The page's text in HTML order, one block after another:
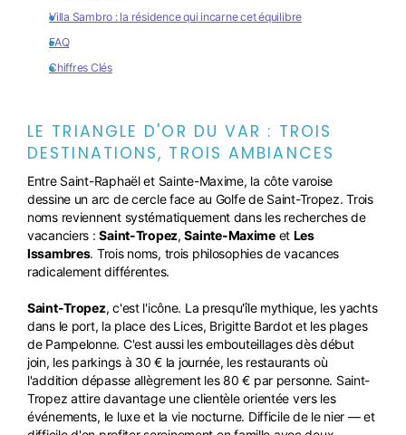
Villa Sambro : la résidence qui incarne cet équilibre
FAQ
Chiffres Clés
LE TRIANGLE D'OR DU VAR : TROIS
DESTINATIONS, TROIS AMBIANCES
Entre Saint-Raphaël et Sainte-Maxime, la côte varoise
dessine un arc de cercle face au Golfe de Saint-Tropez. Trois
noms reviennent systématiquement dans les recherches de
vacanciers :Saint-Tropez,Sainte-Maximeet Les
Issambres. Trois noms, trois philosophies de vacances
radicalement différentes.
Saint-Tropez, c'est l'icône. La presqu'île mythique, les yachts
dans le port, la place des Lices, Brigitte Bardot et les plages
de Pampelonne. C'est aussi les embouteillages dès début
join, les parkings à 30 € la journée, les restaurants où
l'addition dépasse allègrement les 80 € par personne. Saint-
Tropez attire davantage une clientèle orientée vers les
événements, le luxe et la vie nocturne. Difficile de le nier — et